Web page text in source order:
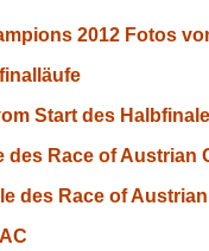
2012 Fotos
Start des Halbfinale
des Race of Austrian
des Race of